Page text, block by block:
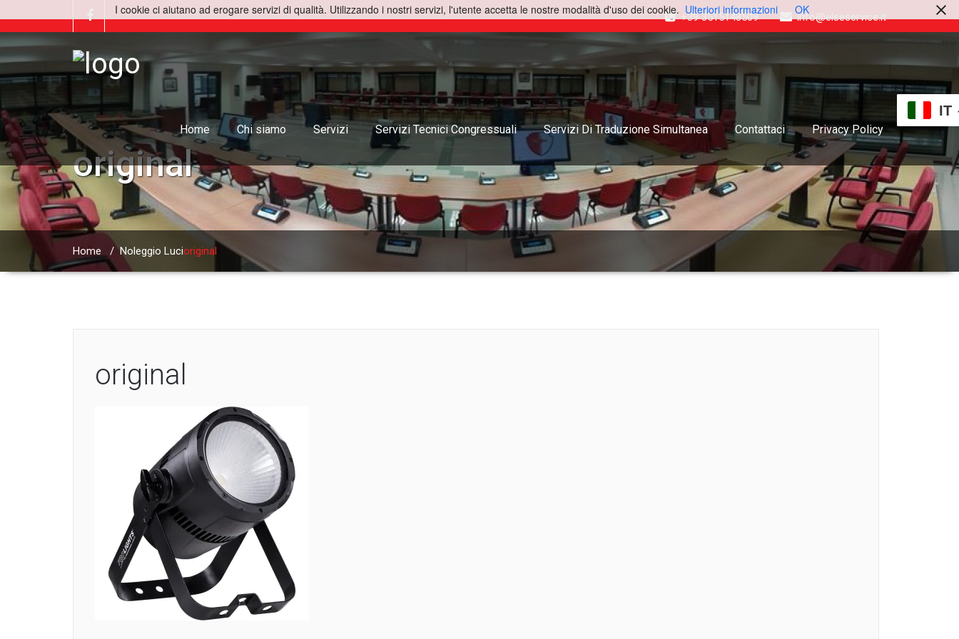
+39 3515148509 info@elseservice.it
Home Chi siamo Servizi Servizi Tecnici Congressuali Servizi Di Traduzione Simultanea Contattaci Privacy Policy
IT
original
Home /Noleggio Lucioriginal
original
I cookie ci aiutano ad erogare servizi di qualità. Utilizzando i nostri servizi, l'utente accetta le nostre modalità d'uso dei cookie. Ulteriori informazioni OK